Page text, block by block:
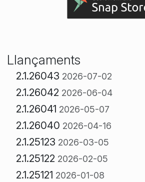
Llançaments
2.1.26043 2026-07-02
2.1.26042 2026-06-04
2.1.26041 2026-05-07
2.1.26040 2026-04-16
2.1.25123 2026-03-05
2.1.25122 2026-02-05
2.1.25121 2026-01-08